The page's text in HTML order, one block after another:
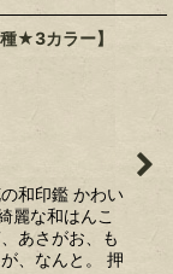
★3カラー】
和印鑑 かわい
麗な和はんこ
あさがお、も
、なんと。 押